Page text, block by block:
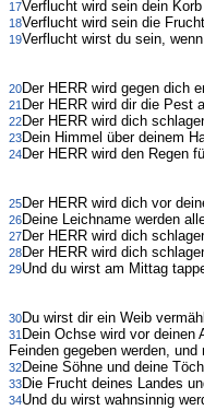
17Verflucht wird sein dein
18Verflucht wird sein die
19Verflucht wirst du sein,
20Der HERR wird gegen dich
21Der HERR wird dir die Pest
22Der HERR wird dich
23Dein Himmel über deinem
24Der HERR wird den Regen
25Der HERR wird dich vor
26Deine Leichname werden
27Der HERR wird dich
28Der HERR wird dich
29Und du wirst am Mittag
30Du wirst dir ein Weib
31Dein Ochse wird vor
Feinden gegeben werden,
32Deine Söhne und deine
33Die Frucht deines Landes
34Und du wirst wahnsinnig